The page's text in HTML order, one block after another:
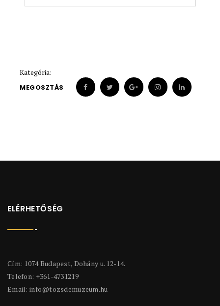
Kategória:
MEGOSZTÁS
ELÉRHETŐSÉG
Cím: 1074 Budapest, Dohány u. 12-14.
Telefon: +361-4731219
Email: info@tozsdemuzeum.hu